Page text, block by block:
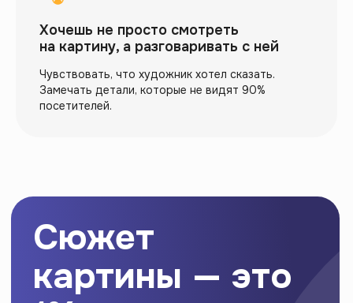
Хочешь не просто смотреть
на картину, а разговаривать с ней
Чувствовать, что художник хотел сказать.
Замечать детали, которые не видят 90%
посетителей.
После
высказывание. Где искать «точки входа»
в картину.
ты чувствуешь то, что
чувствуешь